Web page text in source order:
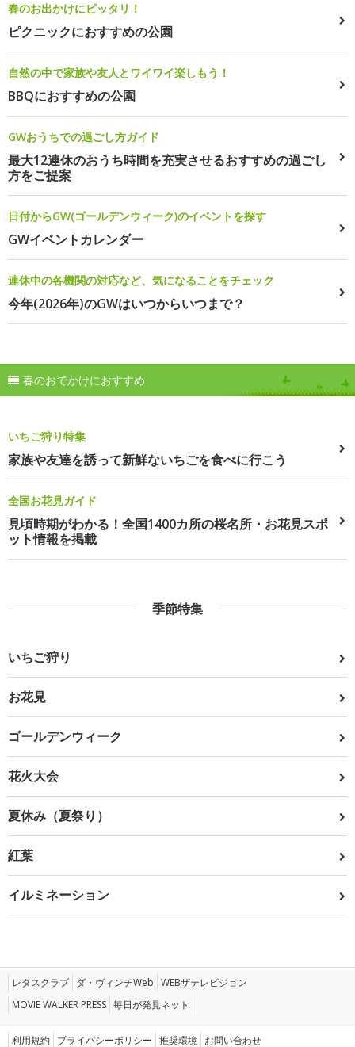
春のお出かけにピッタリ！
ピクニックにおすすめの公園
自然の中で家族や友人とワイワイ楽しもう！
BBQにおすすめの公園
GWおうちでの過ごし方ガイド
最大12連休のおうち時間を充実させるおすすめの過ごし
方をご提案
日付からGW(ゴールデンウィーク)のイベントを探す
GWイベントカレンダー
連休中の各機関の対応など、気になることをチェック
今年(2026年)のGWはいつからいつまで？
春のおでかけにおすすめ
いちご狩り特集
家族や友達を誘って新鮮ないちごを食べに行こう
全国お花見ガイド
見頃時期がわかる！全国1400カ所の桜名所・お花見スポ
ット情報を掲載
季節特集
いちご狩り
お花見
ゴールデンウィーク
花火大会
夏休み（夏祭り）
紅葉
イルミネーション
レタスクラブ ダ・ヴィンチWeb WEBザテレビジョン
MOVIE WALKER PRESS 毎日が発見ネット
利用規約 プライバシーポリシー 推奨環境 お問い合わせ